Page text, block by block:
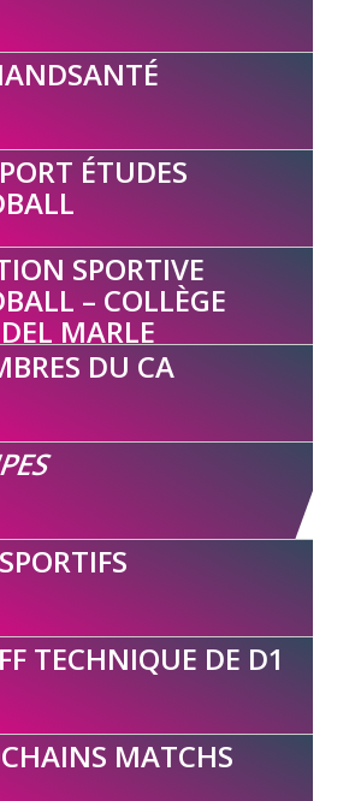
ÉTUDES
SPORTIVE
– COLLÈGE
MARLE
DU CA
TECHNIQUE DE D1
MATCHS